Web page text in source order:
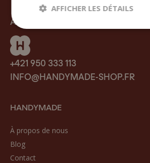
AVEZ-VOUS BESOIN D’AIDE ?
+421 950 333 113
INFO@HANDYMADE-SHOP.FR
HANDYMADE
À propos de nous
Blog
Contact
AFFICHER LES DÉTAILS